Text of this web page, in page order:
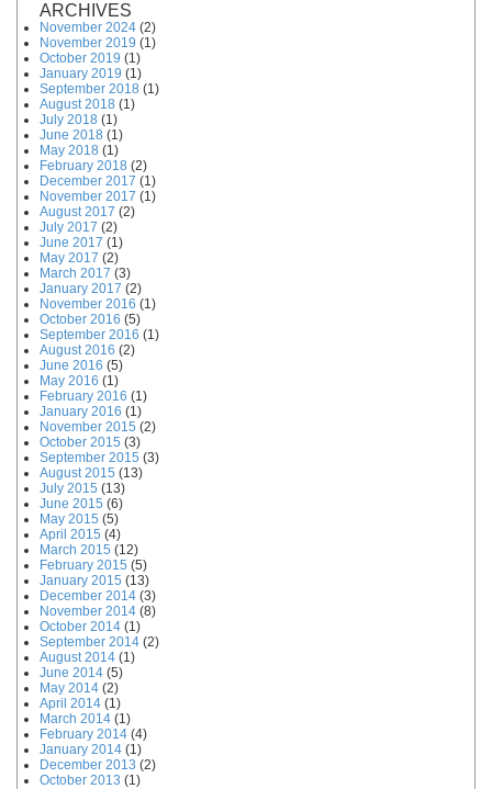
ARCHIVES
November 2024 (2)
November 2019 (1)
October 2019 (1)
January 2019 (1)
September 2018 (1)
August 2018 (1)
July 2018 (1)
June 2018 (1)
May 2018 (1)
February 2018 (2)
December 2017 (1)
November 2017 (1)
August 2017 (2)
July 2017 (2)
June 2017 (1)
May 2017 (2)
March 2017 (3)
January 2017 (2)
November 2016 (1)
October 2016 (5)
September 2016 (1)
August 2016 (2)
June 2016 (5)
May 2016 (1)
February 2016 (1)
January 2016 (1)
November 2015 (2)
October 2015 (3)
September 2015 (3)
August 2015 (13)
July 2015 (13)
June 2015 (6)
May 2015 (5)
April 2015 (4)
March 2015 (12)
February 2015 (5)
January 2015 (13)
December 2014 (3)
November 2014 (8)
October 2014 (1)
September 2014 (2)
August 2014 (1)
June 2014 (5)
May 2014 (2)
April 2014 (1)
March 2014 (1)
February 2014 (4)
January 2014 (1)
December 2013 (2)
October 2013 (1)